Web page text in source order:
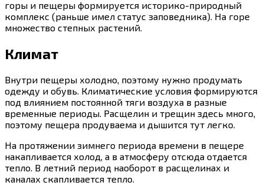
горы и пещеры формируется историко-природный
комплекс (раньше имел статус заповедника). На горе
множество степных растений.
Климат
Внутри пещеры холодно, поэтому нужно продумать
одежду и обувь. Климатические условия формируются
под влиянием постоянной тяги воздуха в разные
временные периоды. Расщелин и трещин здесь много,
поэтому пещера продуваема и дышится тут легко.
На протяжении зимнего периода времени в пещере
накапливается холод, а в атмосферу отсюда отдается
тепло. В летний период наоборот в расщелинах и
каналах скапливается тепло.